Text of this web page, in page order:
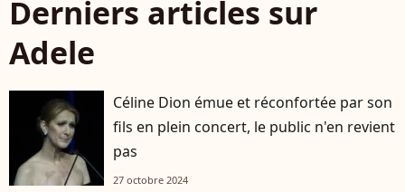
Derniers articles sur
Adele
Céline Dion émue et réconfortée par son
fils en plein concert, le public n'en revient
pas
27 octobre 2024